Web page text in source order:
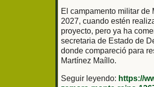
El campamento militar de
2027, cuando estén
proyecto, pero ya ha
secretaria de Estado de
donde compareció para
Martínez Maíllo.
Seguir leyendo: https://